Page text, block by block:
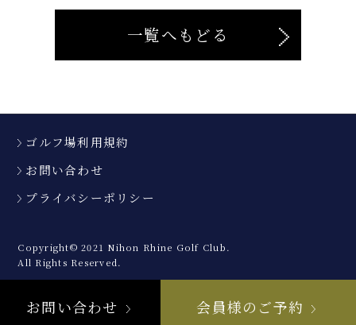
一覧へもどる
ゴルフ場利用規約
お問い合わせ
プライバシーポリシー
Copyright© 2021 Nihon Rhine Golf Club.
All Rights Reserved.
お問い合わせ 会員様のご予約